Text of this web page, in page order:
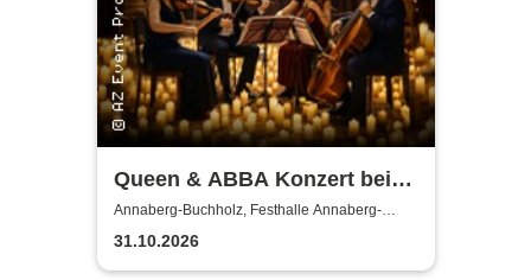
Queen & ABBA Konzert bei
Kerzenschein
Annaberg-Buchholz, Festhalle Annaberg-
Buchholz
31.10.2026